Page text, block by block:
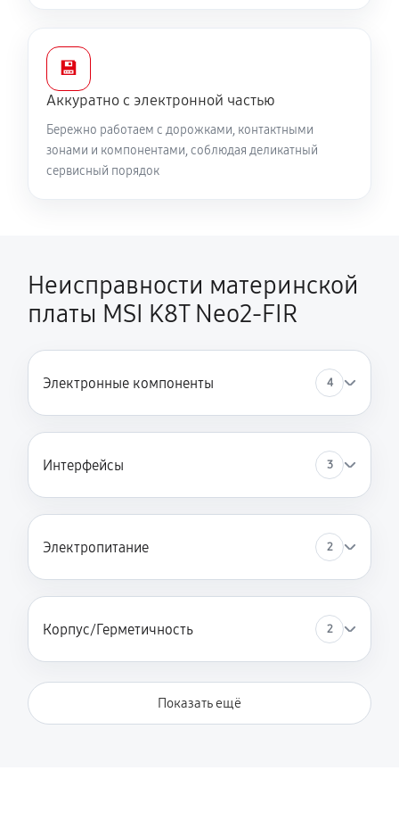
💾
Аккуратно с электронной частью
Бережно работаем с дорожками, контактными
зонами и компонентами, соблюдая деликатный
сервисный порядок
Неисправности материнской
платы MSI K8T Neo2-FIR
Электронные компоненты 4
Интерфейсы 3
Электропитание 2
Корпус/Герметичность 2
Показать ещё